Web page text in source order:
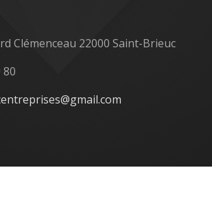
Clémenceau 22000 Saint-Brieuc
80